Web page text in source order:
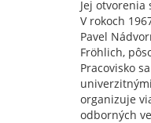
Jej otvorenia
V rokoch
Pavel
Fröhlich,
Pracovisko
organizuje
odborných